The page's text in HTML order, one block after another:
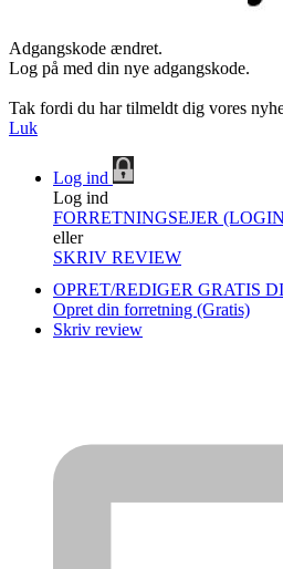
Adgangskode ændret.
Log på med din nye adgangskode.
Tak fordi du har tilmeldt dig vores
Luk
Log ind
Log ind
FORRETNINGSEJER
eller
SKRIV REVIEW
OPRET/REDIGER GRATIS
Opret din forretning (Gratis)
Skriv review